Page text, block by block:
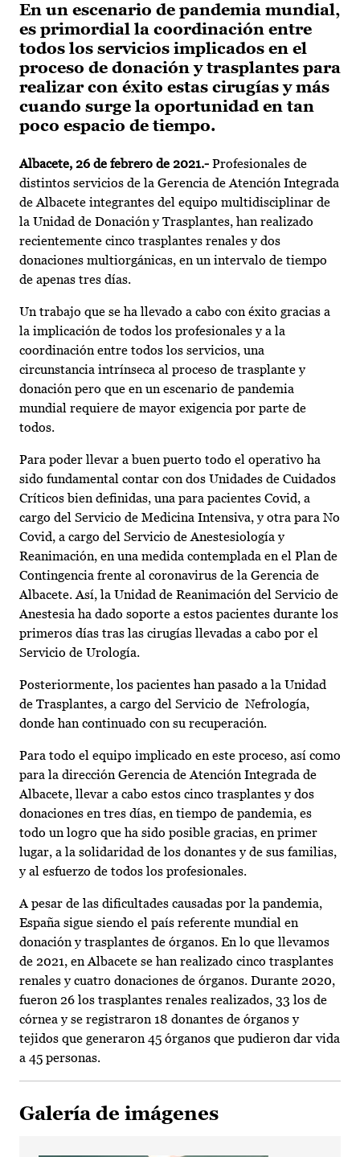
En un escenario de pandemia mundial,
es primordial la coordinación entre
todos los servicios implicados en el
proceso de donación y trasplantes para
realizar con éxito estas cirugías y más
cuando surge la oportunidad en tan
poco espacio de tiempo.
Albacete, 26 de febrero de 2021.- Profesionales de
distintos servicios de la Gerencia de Atención Integrada
de Albacete integrantes del equipo multidisciplinar de
la Unidad de Donación y Trasplantes, han realizado
recientemente cinco trasplantes renales y dos
donaciones multiorgánicas, en un intervalo de tiempo
de apenas tres días.
Un trabajo que se ha llevado a cabo con éxito gracias a
la implicación de todos los profesionales y a la
coordinación entre todos los servicios, una
circunstancia intrínseca al proceso de trasplante y
donación pero que en un escenario de pandemia
mundial requiere de mayor exigencia por parte de
todos.
Para poder llevar a buen puerto todo el operativo ha
sido fundamental contar con dos Unidades de Cuidados
Críticos bien definidas, una para pacientes Covid, a
cargo del Servicio de Medicina Intensiva, y otra para No
Covid, a cargo del Servicio de Anestesiología y
Reanimación, en una medida contemplada en el Plan de
Contingencia frente al coronavirus de la Gerencia de
Albacete. Así, la Unidad de Reanimación del Servicio de
Anestesia ha dado soporte a estos pacientes durante los
primeros días tras las cirugías llevadas a cabo por el
Servicio de Urología.
Posteriormente, los pacientes han pasado a la Unidad
de Trasplantes, a cargo del Servicio de Nefrología,
donde han continuado con su recuperación.
Para todo el equipo implicado en este proceso, así como
para la dirección Gerencia de Atención Integrada de
Albacete, llevar a cabo estos cinco trasplantes y dos
donaciones en tres días, en tiempo de pandemia, es
todo un logro que ha sido posible gracias, en primer
lugar, a la solidaridad de los donantes y de sus familias,
y al esfuerzo de todos los profesionales.
A pesar de las dificultades causadas por la pandemia,
España sigue siendo el país referente mundial en
donación y trasplantes de órganos. En lo que llevamos
de 2021, en Albacete se han realizado cinco trasplantes
renales y cuatro donaciones de órganos. Durante 2020,
fueron 26 los trasplantes renales realizados, 33 los de
córnea y se registraron 18 donantes de órganos y
tejidos que generaron 45 órganos que pudieron dar vida
a 45 personas.
Galería de imágenes